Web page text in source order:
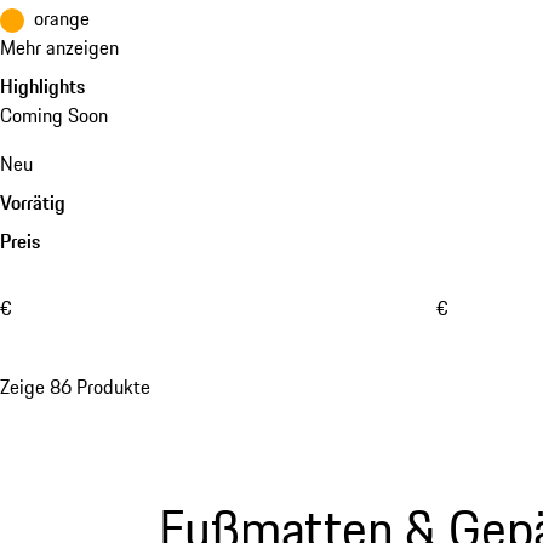
orange
Mehr anzeigen
Highlights
Coming Soon
Neu
Vorrätig
Preis
€ €
Zeige 86 Produkte